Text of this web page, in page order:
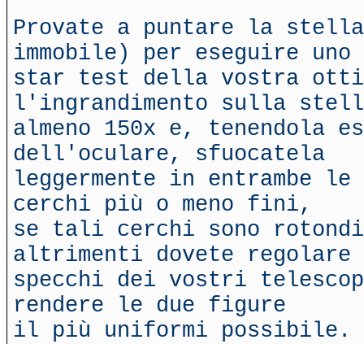
Provate a puntare la
immobile) per eseguire uno
star test della vostra
l'ingrandimento sulla
almeno 150x e, tenendola
dell'oculare, sfuocatela
leggermente in entrambe
cerchi più o meno fini,
se tali cerchi sono
altrimenti dovete
specchi dei vostri
rendere le due figure
il più uniformi possibile.